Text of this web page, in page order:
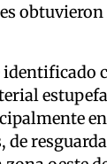
identificado
de